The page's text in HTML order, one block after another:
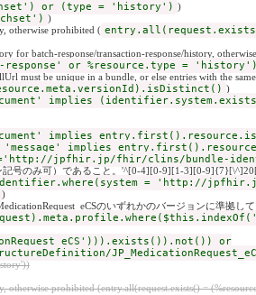
or (type = 'history') )
)
otherwise prohibited (
for batch-response/transaction-response/history,
or %resource.type =
be unique in a bundle, or else entries with the
)
implies
implies
'message' implies
jpfhir.jp/fhir/clins/bundle-
記号のみ可）であること。'^[0-4][0-9][1-3][0-
= 'http://
)
のいずれかのバージョンに準拠し
or
prohibited (entry.all(request.exists() =